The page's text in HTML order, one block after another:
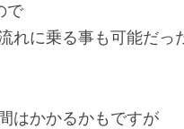
で
れに乗る事も可能だっ
はかかるかもですが